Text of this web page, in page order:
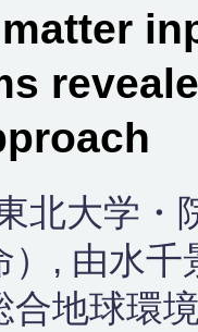
北大学・
）, 由水
合地球環